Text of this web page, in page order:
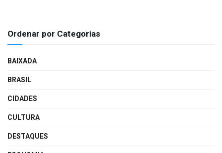
Ordenar por Categorias
BAIXADA
BRASIL
CIDADES
CULTURA
DESTAQUES